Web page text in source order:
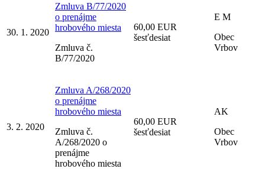
30. 1. 2020
Zmluva B/77/2020
o prenájme
hrobového miesta
Zmluva č.
B/77/2020
60,00 EUR
šesťdesiat
E M
Obec
Vrbov
3. 2. 2020
Zmluva A/268/2020
o prenájme
hrobového miesta
Zmluva č.
A/268/2020 o
prenájme
hrobového miesta
60,00 EUR
šesťdesiat
AK
Obec
Vrbov